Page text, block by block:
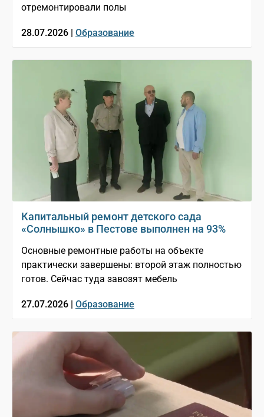
отремонтировали полы
28.07.2026 | Образование
Капитальный ремонт детского сада
«Солнышко» в Пестове выполнен на 93%
Основные ремонтные работы на объекте
практически завершены: второй этаж полностью
готов. Сейчас туда завозят мебель
27.07.2026 | Образование